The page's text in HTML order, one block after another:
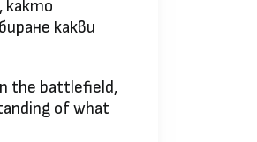
както
какви
the battlefield,
of what